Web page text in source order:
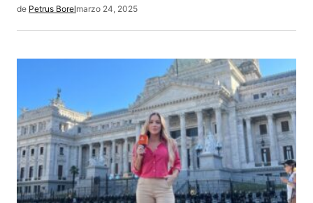
de Petrus Borelmarzo 24, 2025